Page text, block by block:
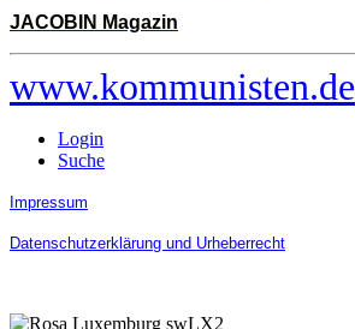
JACOBIN Magazin
www.kommunisten.de
Login
Suche
Impressum
Datenschutzerklärung und Urheberrecht